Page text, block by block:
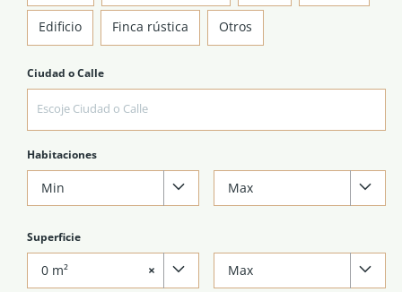
Edificio Finca rústica Otros
Ciudad o Calle
Habitaciones
Min Max
Superficie
×
0 m² Max